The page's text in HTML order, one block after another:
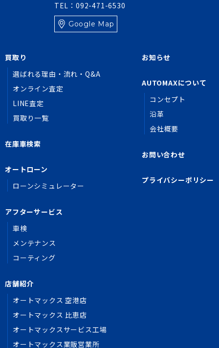
TEL：092-471-6530
Google Map
買取り
選ばれる理由・流れ・Q&A
オンライン査定
LINE査定
買取り一覧
在庫車検索
オートローン
ローンシミュレーター
アフターサービス
車検
メンテナンス
コーティング
店舗紹介
オートマックス 空港店
オートマックス 比恵店
オートマックスサービス工場
オートマックス業販営業所
お知らせ
AUTOMAXについて
コンセプト
沿革
会社概要
お問い合わせ
プライバシーポリシー